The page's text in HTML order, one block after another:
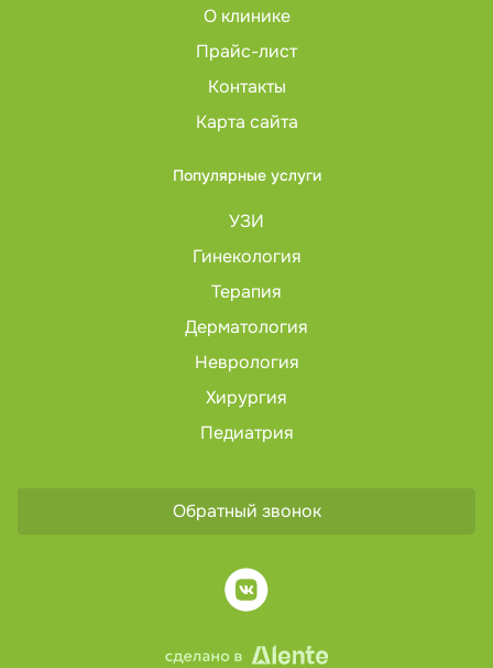
О клинике
Прайс-лист
Контакты
Карта сайта
Популярные услуги
УЗИ
Гинекология
Терапия
Дерматология
Неврология
Хирургия
Педиатрия
Обратный звонок